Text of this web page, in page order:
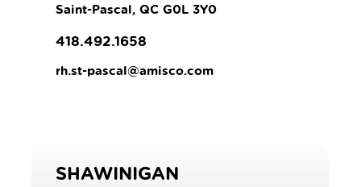
Saint-Pascal, QC G0L 3Y0
418.492.1658
rh.st-pascal@amisco.com
SHAWINIGAN